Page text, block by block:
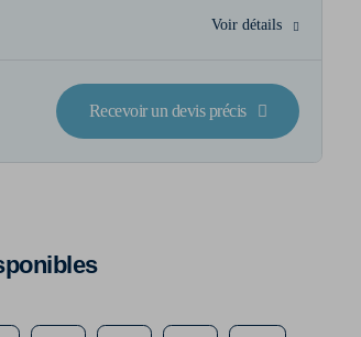
Voir détails
Recevoir un devis précis